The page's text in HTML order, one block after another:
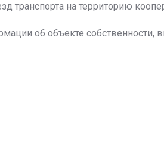
транспорта на территорию
об объекте собственности,